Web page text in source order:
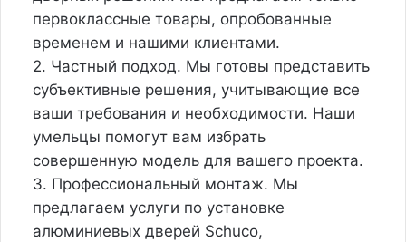
первоклассные товары, опробованные
временем и нашими клиентами.
2. Частный подход. Мы готовы представить
субъективные решения, учитывающие все
ваши требования и необходимости. Наши
умельцы помогут вам избрать
совершенную модель для вашего проекта.
3. Профессиональный монтаж. Мы
предлагаем услуги по установке
алюминиевых дверей Schuco,